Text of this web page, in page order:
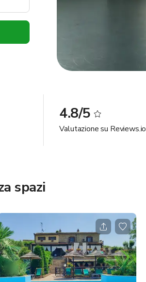
4.8/5
Valutazione su Reviews.io
spazi